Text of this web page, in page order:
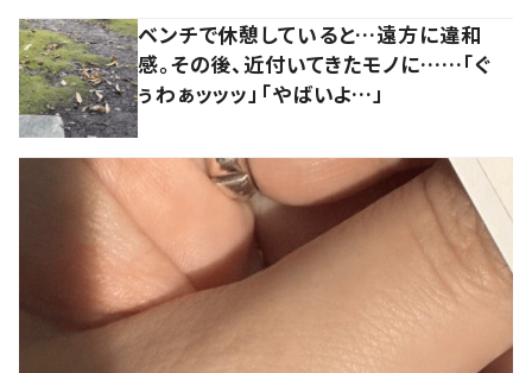
ベンチで休憩していると…遠方に違和
感。その後、近付いてきたモノに……「ぐ
ぅわぁッッッ」「やばいよ…」